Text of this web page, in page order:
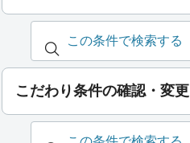
この条件で検索する
こだわり条件の確認・変更